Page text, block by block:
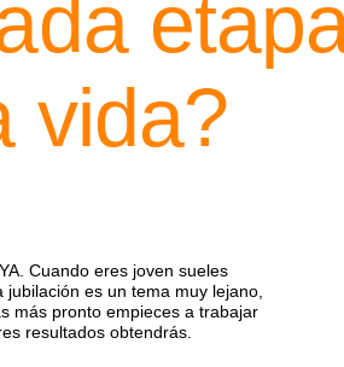
vida?
Cuando eres joven sueles
jubilación es un tema muy lejano,
más pronto empieces a trabajar
resultados obtendrás.